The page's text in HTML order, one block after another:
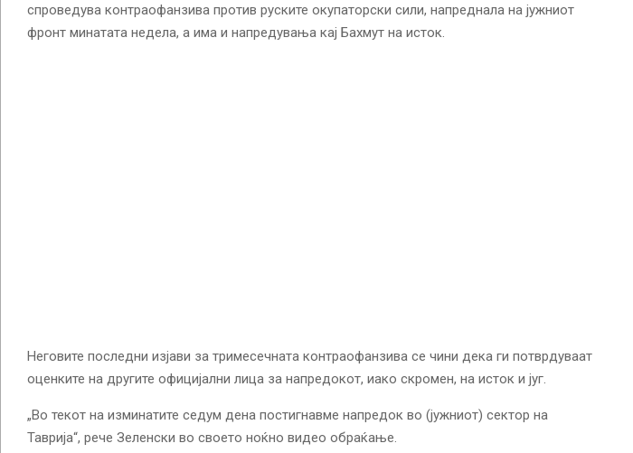
спроведува контраофанзива против руските окупаторски сили, напреднала на јужниот
фронт минатата недела, а има и напредувања кај Бахмут на исток.
Неговите последни изјави за тримесечната контраофанзива се чини дека ги потврдуваат
оценките на другите официјални лица за напредокот, иако скромен, на исток и југ.
„Во текот на изминатите седум дена постигнавме напредок во (јужниот) сектор на
Таврија“, рече Зеленски во своето ноќно видео обраќање.